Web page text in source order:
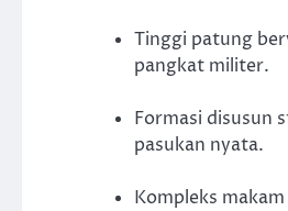
Tinggi patung
pangkat militer.
Formasi disusun
pasukan nyata.
Kompleks